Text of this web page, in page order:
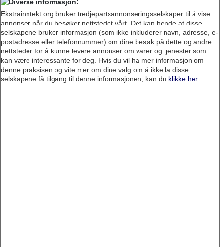
Ekstrainntekt.org bruker tredjepartsannonseringsselskaper til å vise
annonser når du besøker nettstedet vårt. Det kan hende at disse
selskapene bruker informasjon (som ikke inkluderer navn, adresse, e-
postadresse eller telefonnummer) om dine besøk på dette og andre
nettsteder for å kunne levere annonser om varer og tjenester som
kan være interessante for deg. Hvis du vil ha mer informasjon om
denne praksisen og vite mer om dine valg om å ikke la disse
selskapene få tilgang til denne informasjonen, kan du klikke her